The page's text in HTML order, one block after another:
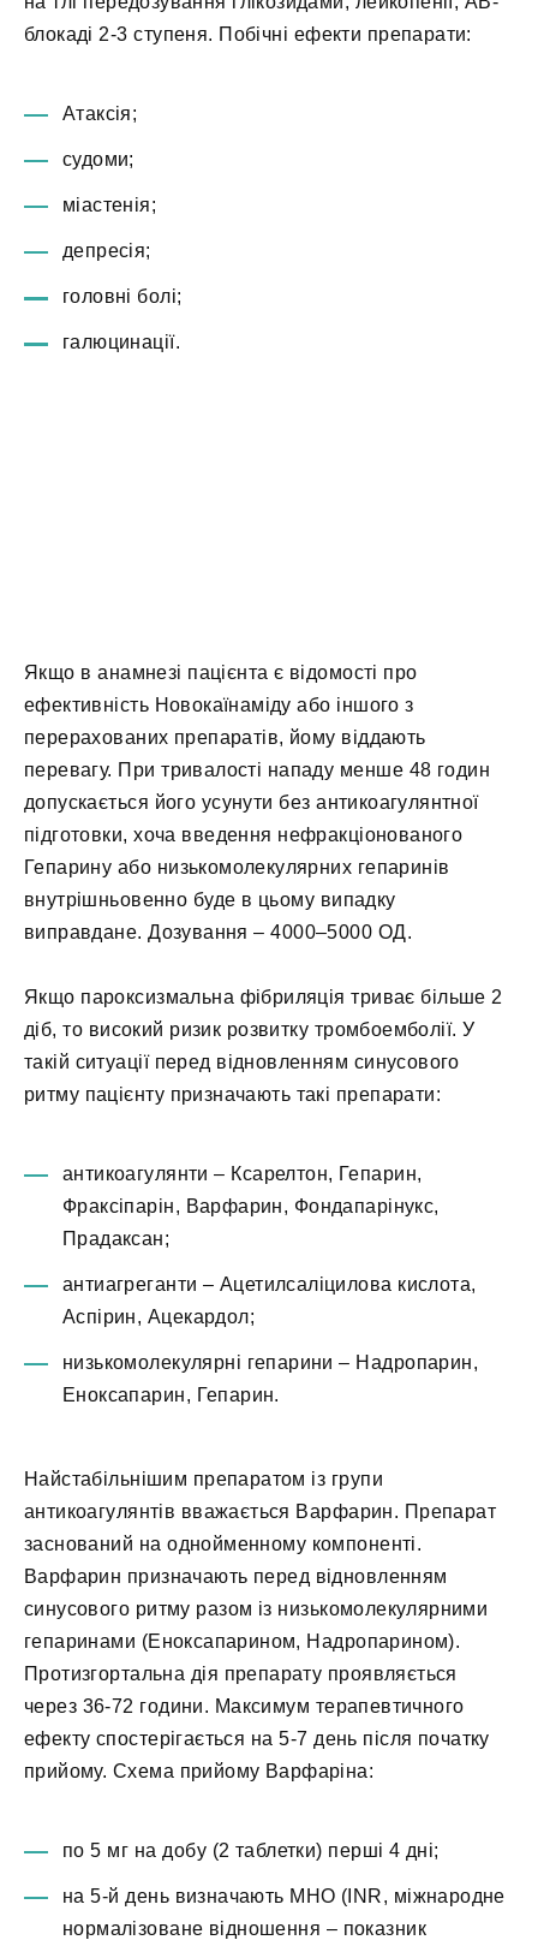
блокаді 2-3 ступеня. Побічні ефекти препарати:
Атаксія;
судоми;
міастенія;
депресія;
головні болі;
галюцинації.
Якщо в анамнезі пацієнта є відомості про
ефективність Новокаїнаміду або іншого з
перерахованих препаратів, йому віддають
перевагу. При тривалості нападу менше 48 годин
допускається його усунути без антикоагулянтної
підготовки, хоча введення нефракціонованого
Гепарину або низькомолекулярних гепаринів
внутрішньовенно буде в цьому випадку
виправдане. Дозування – 4000–5000 ОД.
Якщо пароксизмальна фібриляція триває більше 2
діб, то високий ризик розвитку тромбоемболії. У
такій ситуації перед відновленням синусового
ритму пацієнту призначають такі препарати:
антикоагулянти – Ксарелтон, Гепарин,
Фраксіпарін, Варфарин, Фондапарінукс,
Прадаксан;
антиагреганти – Ацетилсаліцилова кислота,
Аспірин, Ацекардол;
низькомолекулярні гепарини – Надропарин,
Еноксапарин, Гепарин.
Найстабільнішим препаратом із групи
антикоагулянтів вважається Варфарин. Препарат
заснований на однойменному компоненті.
Варфарин призначають перед відновленням
синусового ритму разом із низькомолекулярними
гепаринами (Еноксапарином, Надропарином).
Протизгортальна дія препарату проявляється
через 36-72 години. Максимум терапевтичного
ефекту спостерігається на 5-7 день після початку
прийому. Схема прийому Варфаріна:
по 5 мг на добу (2 таблетки) перші 4 дні;
на 5-й день визначають МНО (INR, міжнародне
нормалізоване відношення – показник